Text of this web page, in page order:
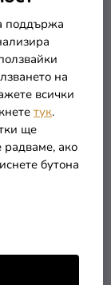
поддържа
на
всички
тук.
ще
ако
бутона